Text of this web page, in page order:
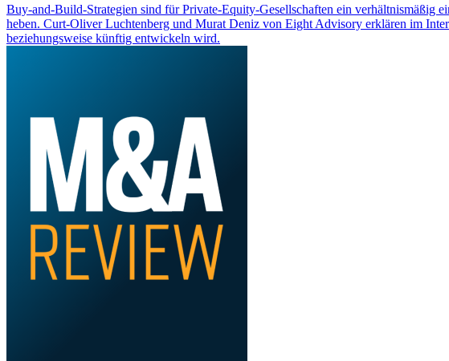
Buy-and-Build-Strategien sind für Private-Equity-Gesellschaften ein verhältnismäßig
heben. Curt-Oliver Luchtenberg und Murat Deniz von Eight Advisory erklären im
beziehungsweise künftig entwickeln wird.